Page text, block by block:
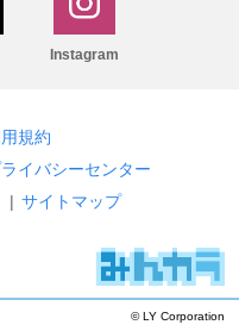
Instagram
規約
イバシーセンター
| サイトマップ
© LY Corporation